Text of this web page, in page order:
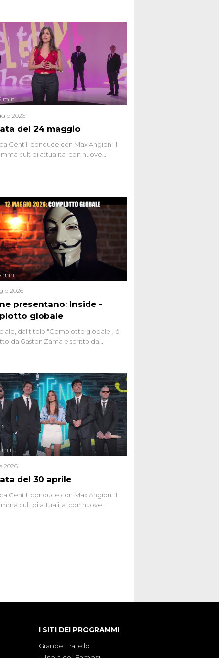
del 24 maggio
min
2026
Gentili conduce con Max Angioni il
cult di attualita' con nuove
presentano: Inside -
globale
min
2026
dal titolo "Complotto globale", è
da Gaston Zama e scritto da
dei sospetti globali e del
che negli ultimi anni hanno
network, talk show, piazze digitali
collettivo.
del 30 aprile
min
2026
Gentili conduce con Max Angioni il
cult di attualita' con nuove
I SITI DEI PROGRAMMI
Grande Fratello